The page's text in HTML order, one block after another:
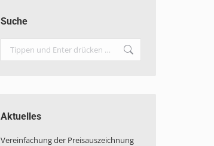
Suche
Aktuelles
Vereinfachung der Preisauszeichnung